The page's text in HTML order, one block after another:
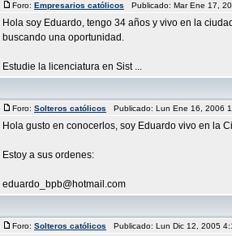
Foro: Empresarios católicos Publicado: Mar Ene 17,
Hola soy Eduardo, tengo 34 años y vivo en la
buscando una oportunidad.
Estudie la licenciatura en Sist ...
Foro: Solteros católicos Publicado: Lun Ene 16, 2006
Hola gusto en conocerlos, soy Eduardo vivo en la
Estoy a sus ordenes:
eduardo_bpb@hotmail.com
Foro: Solteros católicos Publicado: Lun Dic 12, 2005